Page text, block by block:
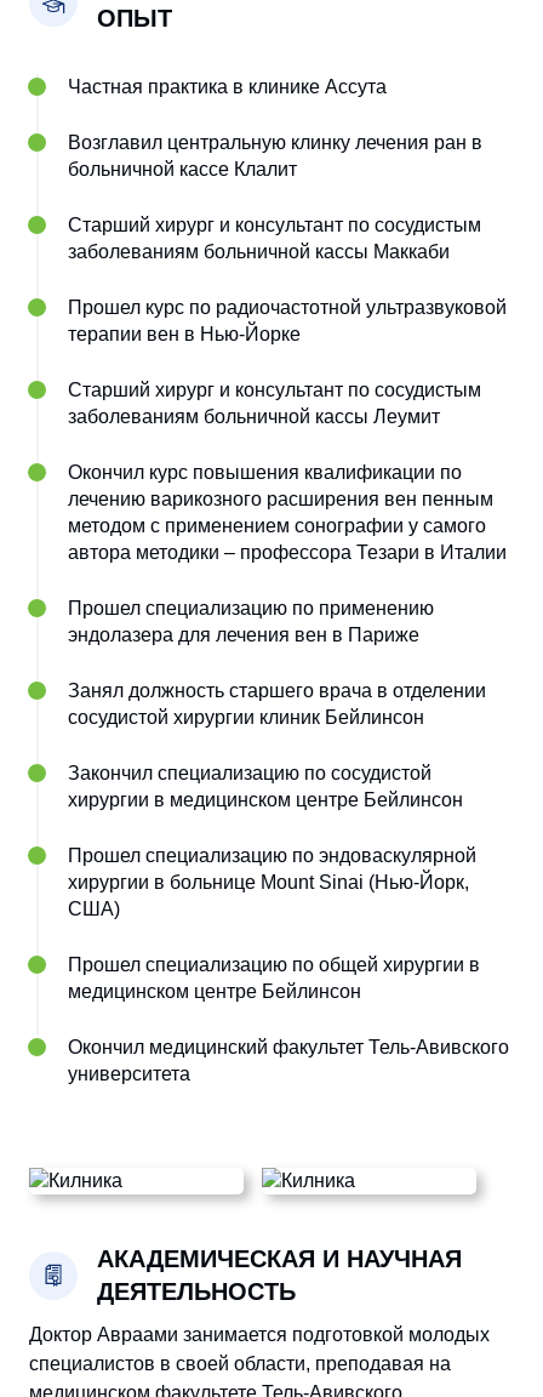
ОПЫТ
Частная практика в клинике Ассута
Возглавил центральную клинку лечения ран в
больничной кассе Клалит
Старший хирург и консультант по сосудистым
заболеваниям больничной кассы Маккаби
Прошел курс по радиочастотной ультразвуковой
терапии вен в Нью-Йорке
Старший хирург и консультант по сосудистым
заболеваниям больничной кассы Леумит
Окончил курс повышения квалификации по
лечению варикозного расширения вен пенным
методом с применением сонографии у самого
автора методики – профессора Тезари в Италии
Прошел специализацию по применению
эндолазера для лечения вен в Париже
Занял должность старшего врача в отделении
сосудистой хирургии клиник Бейлинсон
Закончил специализацию по сосудистой
хирургии в медицинском центре Бейлинсон
Прошел специализацию по эндоваскулярной
хирургии в больнице Mount Sinai (Нью-Йорк,
США)
Прошел специализацию по общей хирургии в
медицинском центре Бейлинсон
Окончил медицинский факультет Тель-Авивского
университета
АКАДЕМИЧЕСКАЯ И НАУЧНАЯ
ДЕЯТЕЛЬНОСТЬ
Доктор Авраами занимается подготовкой молодых
специалистов в своей области, преподавая на
медицинском факультете Тель-Авивского